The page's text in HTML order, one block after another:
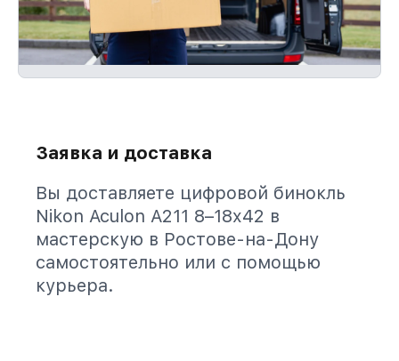
Заявка и доставка
Вы доставляете цифровой бинокль
Nikon Aculon A211 8–18x42 в
мастерскую в Ростове-на-Дону
самостоятельно или с помощью
курьера.